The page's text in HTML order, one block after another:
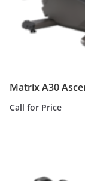
Matrix A30
Call for Price